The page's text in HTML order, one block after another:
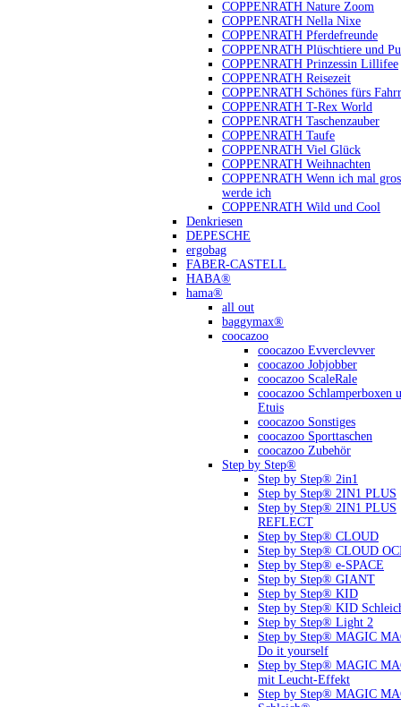
COPPENRATH Nature Zoom
COPPENRATH Nella Nixe
COPPENRATH Pferdefreunde
COPPENRATH Plüschtiere und
COPPENRATH Prinzessin Lillifee
COPPENRATH Reisezeit
COPPENRATH Schönes fürs
COPPENRATH T-Rex World
COPPENRATH Taschenzauber
COPPENRATH Taufe
COPPENRATH Viel Glück
COPPENRATH Weihnachten
COPPENRATH Wenn ich mal
werde ich
COPPENRATH Wild und Cool
Denkriesen
DEPESCHE
ergobag
FABER-CASTELL
HABA®
hama®
all out
baggymax®
coocazoo
coocazoo Evverclevver
coocazoo Jobjobber
coocazoo ScaleRale
coocazoo Schlamperboxen
Etuis
coocazoo Sonstiges
coocazoo Sporttaschen
coocazoo Zubehör
Step by Step®
Step by Step® 2in1
Step by Step® 2IN1 PLUS
Step by Step® 2IN1 PLUS
REFLECT
Step by Step® CLOUD
Step by Step® CLOUD
Step by Step® e-SPACE
Step by Step® GIANT
Step by Step® KID
Step by Step® KID
Step by Step® Light 2
Step by Step® MAGIC
Do it yourself
Step by Step® MAGIC
mit Leucht-Effekt
Step by Step® MAGIC